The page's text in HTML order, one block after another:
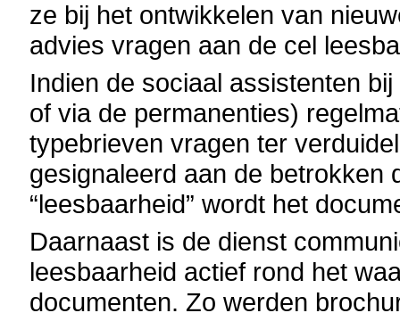
ze bij het ontwikkelen van
advies vragen aan de cel
Indien de sociaal assistenten
of via de permanenties)
typebrieven vragen ter
gesignaleerd aan de betrokken
“leesbaarheid” wordt het
Daarnaast is de dienst
leesbaarheid actief rond het
documenten. Zo werden